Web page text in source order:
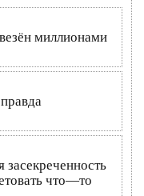
миллионами
что—то